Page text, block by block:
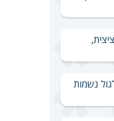
נשמות